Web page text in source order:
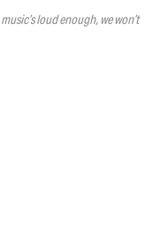
loud enough, we won’t